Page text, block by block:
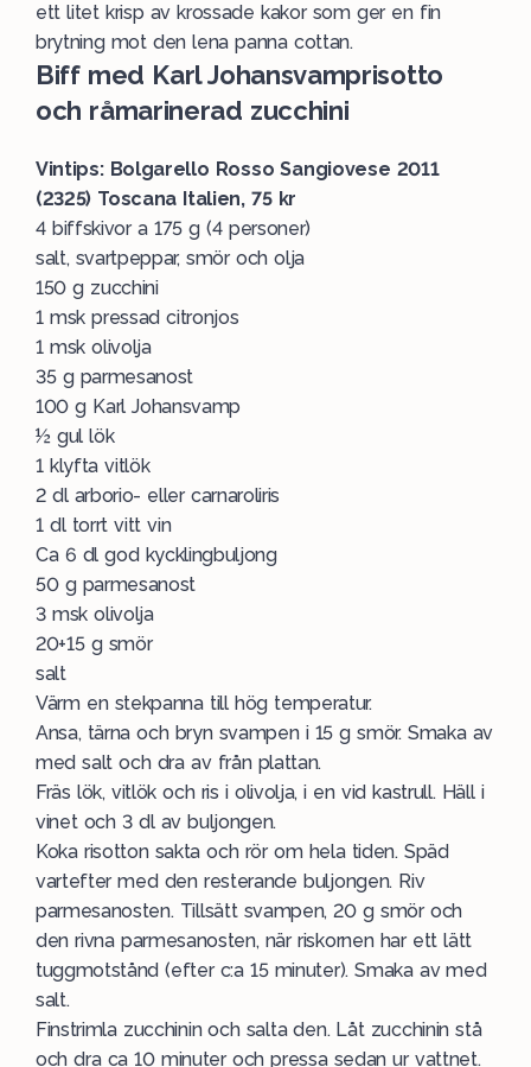
ett litet krisp av krossade kakor som ger en fin
brytning mot den lena panna cottan.
Biff med Karl Johansvamprisotto
och råmarinerad zucchini
Vintips: Bolgarello Rosso Sangiovese 2011
(2325) Toscana Italien, 75 kr
4 biffskivor a 175 g (4 personer)
salt, svartpeppar, smör och olja
150 g zucchini
1 msk pressad citronjos
1 msk olivolja
35 g parmesanost
100 g Karl Johansvamp
½ gul lök
1 klyfta vitlök
2 dl arborio- eller carnaroliris
1 dl torrt vitt vin
Ca 6 dl god kycklingbuljong
50 g parmesanost
3 msk olivolja
20+15 g smör
salt
Värm en stekpanna till hög temperatur.
Ansa, tärna och bryn svampen i 15 g smör. Smaka av
med salt och dra av från plattan.
Fräs lök, vitlök och ris i olivolja, i en vid kastrull. Häll i
vinet och 3 dl av buljongen.
Koka risotton sakta och rör om hela tiden. Späd
vartefter med den resterande buljongen. Riv
parmesanosten. Tillsätt svampen, 20 g smör och
den rivna parmesanosten, när riskornen har ett lätt
tuggmotstånd (efter c:a 15 minuter). Smaka av med
salt.
Finstrimla zucchinin och salta den. Låt zucchinin stå
och dra ca 10 minuter och pressa sedan ur vattnet.